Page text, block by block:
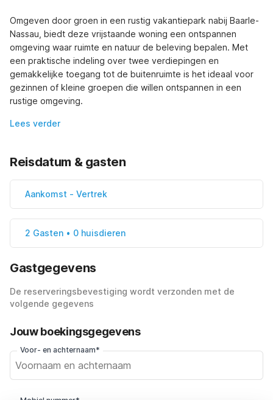
Omgeven door groen in een rustig vakantiepark nabij Baarle-
Nassau, biedt deze vrijstaande woning een ontspannen
omgeving waar ruimte en natuur de beleving bepalen. Met
een praktische indeling over twee verdiepingen en
gemakkelijke toegang tot de buitenruimte is het ideaal voor
gezinnen of kleine groepen die willen ontspannen in een
rustige omgeving.
Lees verder
Reisdatum & gasten
Aankomst - Vertrek
2 Gasten • 0 huisdieren
Gastgegevens
De reserveringsbevestiging wordt verzonden met de
volgende gegevens
Jouw boekingsgegevens
Voor- en achternaam*